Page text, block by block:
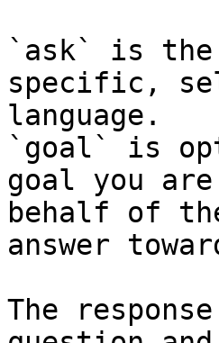
`ask` is the
specific,
language.
`goal` is
goal you
behalf of
answer
The